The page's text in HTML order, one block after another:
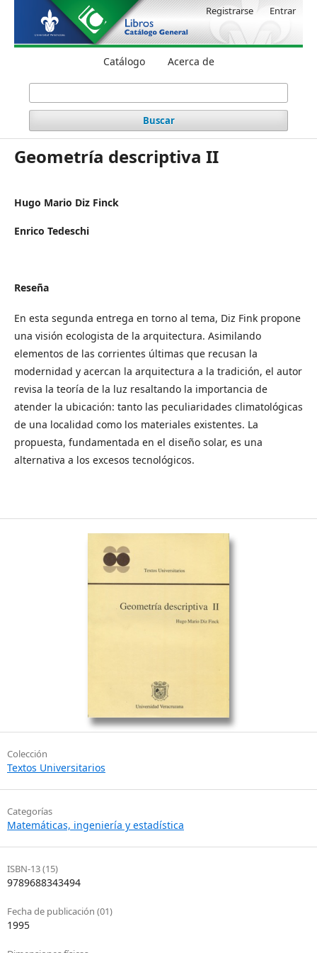
Catálogo Acerca de
Buscar
Registrarse Entrar
Geometría descriptiva II
Hugo Mario Diz Finck
Enrico Tedeschi
Reseña
En esta segunda entrega en torno al tema, Diz Fink propone
una visión ecologista de la arquitectura. Asimilando
elementos de las corrientes últimas que recusan la
modernidad y acercan la arquitectura a la tradición, el autor
revisa la teoría de la luz resaltando la importancia de
atender la ubicación: tanto las peculiaridades climatológicas
de una localidad como los materiales existentes. La
propuesta, fundamentada en el diseño solar, es una
alternativa a los excesos tecnológicos.
Colección
Textos Universitarios
Categorías
Matemáticas, ingeniería y estadística
ISBN-13 (15)
9789688343494
Fecha de publicación (01)
1995